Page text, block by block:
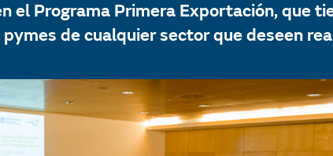
el Programa Primera Exportación, que
de cualquier sector que deseen